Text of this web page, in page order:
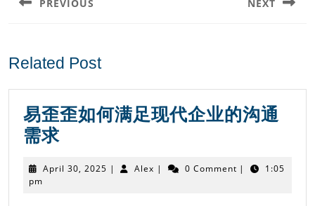
PREVIOUS NEXT
Related Post
易歪歪如何满足现代企业的沟通
需求
歪
April 30, 2025 April
| Alex Alex
| 0 Comment |
1:05
pm